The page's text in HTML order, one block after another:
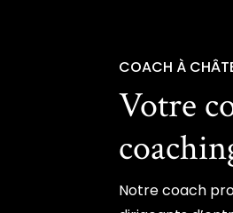
COACH À
Votre
Notre coach